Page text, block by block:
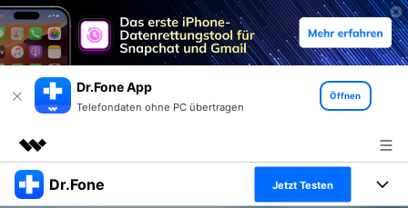
Dr.Fone App
Telefondaten ohne PC übertragen
Öffnen
Top-Produkte
Dr.Fone Jetzt Testen